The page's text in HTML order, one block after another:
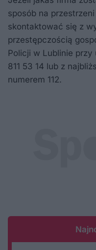
sposób na
skontaktować się z
przestępczością
Policji w Lublinie przy
811 53 14 lub z
numerem 112.